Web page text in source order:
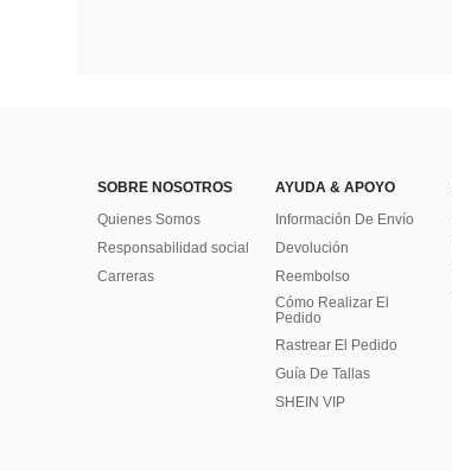
SOBRE NOSOTROS
Quienes Somos
Responsabilidad social
Carreras
AYUDA & APOYO
Información De Envío
Devolución
Reembolso
Cómo Realizar El
Pedido
Rastrear El Pedido
Guía De Tallas
SHEIN VIP